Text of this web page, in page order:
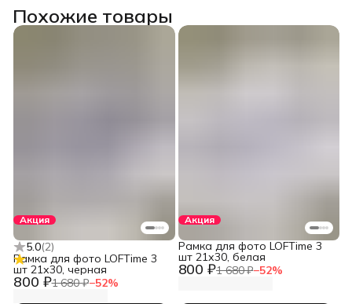
Похожие товары
Акция
5.0(2)
800 ₽1 680 ₽−52%
Рамка для фото LOFTime 3
шт 21х30, черная
Акция
800 ₽1 680 ₽−52%
Рамка для фото LOFTime 3
шт 21х30, белая